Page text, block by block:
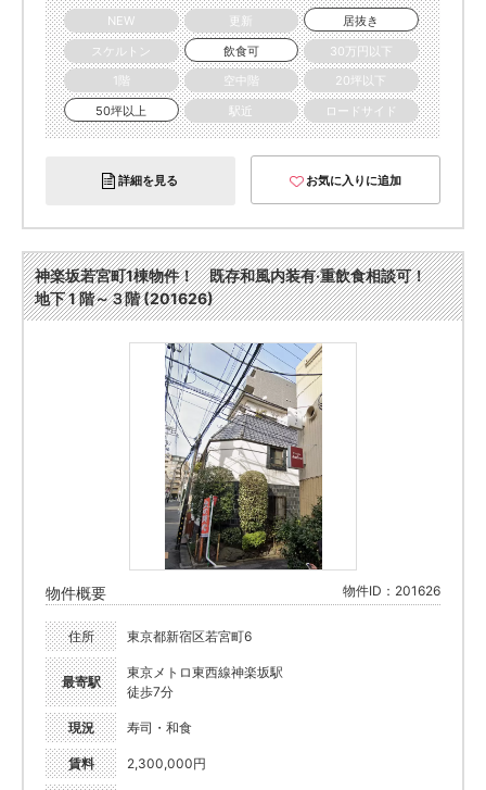
NEW
更新
居抜き
スケルトン
飲食可
30万円以下
1階
空中階
20坪以下
50坪以上
駅近 ロードサイド
詳細を見る お気に入りに追加
神楽坂若宮町1棟物件！ 既存和風内装有·重飲食相談可！
地下 1 階～３階 (201626)
物件概要 物件ID：201626
住所 東京都新宿区若宮町6
最寄駅
東京メトロ東西線神楽坂駅
徒歩7分
現況 寿司・和食
賃料 2,300,000円